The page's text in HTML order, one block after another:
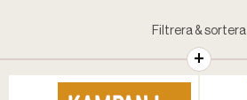
Filtrera & sortera